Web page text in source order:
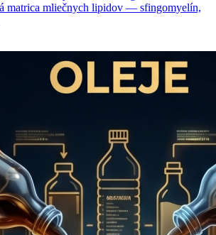
matrica mliečnych lipidov — sfingomyelín,